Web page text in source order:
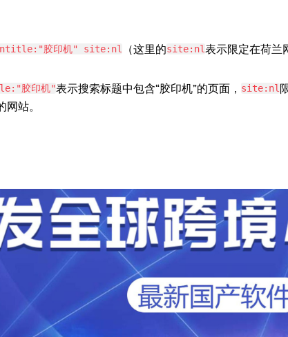
胶印机" site:nl （这里的site:nl表示限定在荷兰
胶印机"表示搜索标题中包含“胶印机”的页面， site:nl
网站。